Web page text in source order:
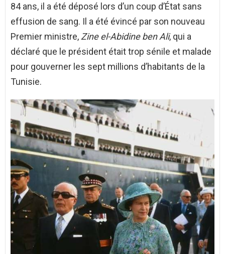
84 ans, il a été déposé lors d’un coup d’État sans
effusion de sang. Il a été évincé par son nouveau
Premier ministre, Zine el-Abidine ben Ali, qui a
déclaré que le président était trop sénile et malade
pour gouverner les sept millions d’habitants de la
Tunisie.